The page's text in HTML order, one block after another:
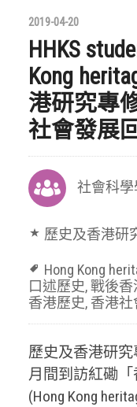
2019-04-20
HHKS
Kong
港研究專
社會發展
社會科學
歷史及香港研
Hong Kong
口述歷史,戰後香
香港歷史, 香港社
歷史及香港研
月間到訪紅磡「
(Hong Kong